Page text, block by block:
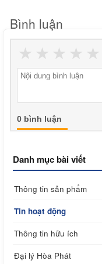
Bình luận
★
★
★
★
★
0 bình luận
Danh mục bài viết
Thông tin sản phẩm
Tin hoạt động
Thông tin hữu ích
Đại lý Hòa Phát